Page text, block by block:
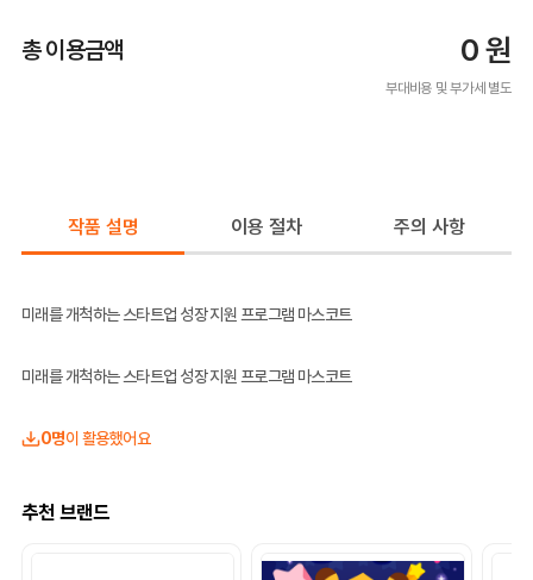
총 이용금액 0 원
부대비용 및 부가세 별도
작품 설명 이용 절차 주의 사항
미래를 개척하는 스타트업 성장 지원 프로그램 마스코트
미래를 개척하는 스타트업 성장 지원 프로그램 마스코트
0명이 활용했어요
추천 브랜드